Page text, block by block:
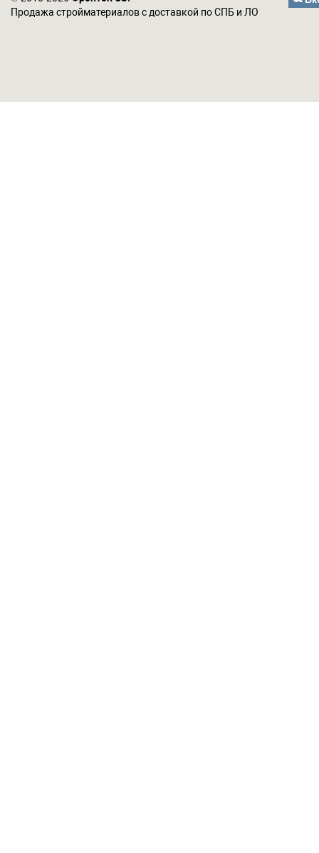
Продажа стройматериалов с доставкой по СПБ и ЛО